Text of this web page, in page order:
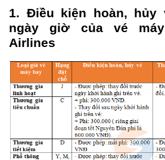
1. Điều kiện hoàn, hủy
ngày giờ của vé
Airlines